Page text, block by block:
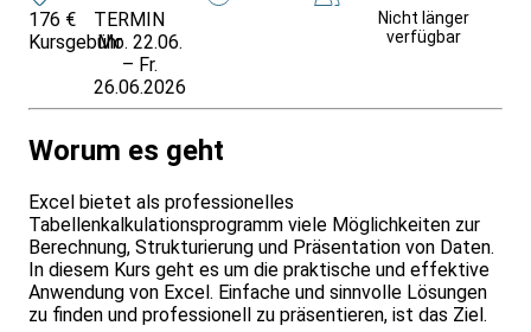
176 €
Kursgebühr
TERMIN
Mo. 22.06.
– Fr.
26.06.2026
Nicht länger
verfügbar
Worum es geht
Excel bietet als professionelles
Tabellenkalkulationsprogramm viele Möglichkeiten zur
Berechnung, Strukturierung und Präsentation von Daten.
In diesem Kurs geht es um die praktische und effektive
Anwendung von Excel. Einfache und sinnvolle Lösungen
zu finden und professionell zu präsentieren, ist das Ziel.